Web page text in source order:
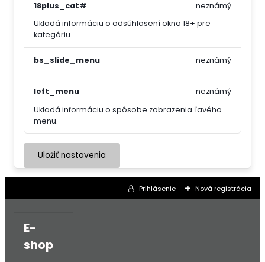
18plus_cat#
Ukladá informáciu o odsúhlasení okna 18+ pre
kategóriu.
neznámý
bs_slide_menu neznámý
left_menu
Ukladá informáciu o spôsobe zobrazenia ľavého
menu.
neznámý
Uložiť nastavenia
Prihlásenie Nová registrácia
E-
shop